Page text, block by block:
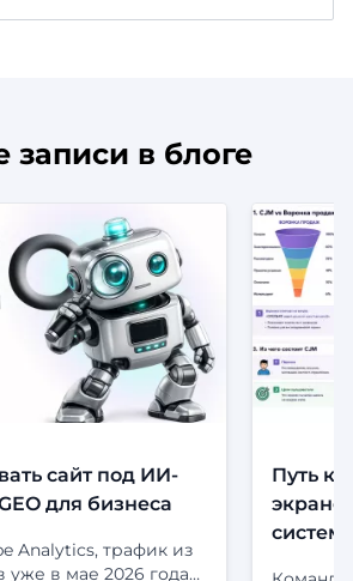
записи в блоге
сайт под ИИ-
для бизнеса
Analytics, трафик из
в мае 2026 года
Путь